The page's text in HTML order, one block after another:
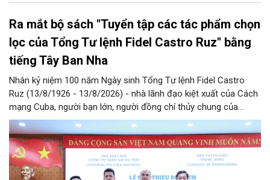
Ra mắt bộ sách "Tuyển tập các tác phẩm chọn
lọc của Tổng Tư lệnh Fidel Castro Ruz" bằng
tiếng Tây Ban Nha
Nhân kỷ niệm 100 năm Ngày sinh Tổng Tư lệnh Fidel Castro
Ruz (13/8/1926 - 13/8/2026) - nhà lãnh đạo kiệt xuất của Cách
mạng Cuba, người bạn lớn, người đồng chí thủy chung của
Đảng, Nhà nước và nhân dân Việt Nam, chiều 5/8, tại Hà Nội,
Nhà xuất bản Chính trị quốc gia Sự thật phối hợp với Ban Tuyên
giáo Trung ương tổ chức Lễ giới thiệu bộ sách “Tuyển tập các
tác phẩm chọn lọc của Tổng Tư lệnh Fidel Castro Ruz” gồm 24
tập bằng tiếng Tây Ban Nha.